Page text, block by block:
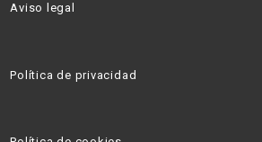
Aviso legal
Política de privacidad